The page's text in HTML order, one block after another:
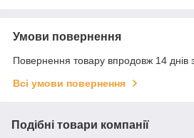
Умови повернення
Повернення товару впродовж 14 днів
Всі умови повернення
Подібні товари компанії